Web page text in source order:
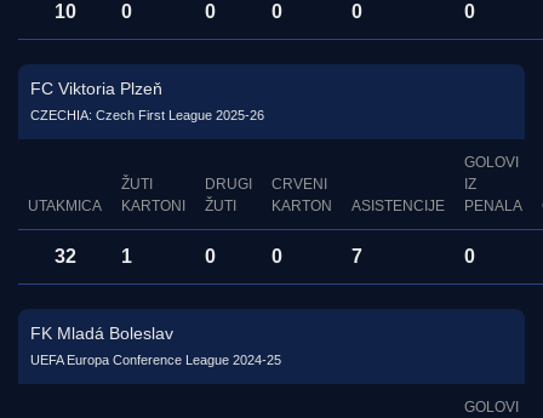
10 0 0 0 0 0
FC Viktoria Plzeň
CZECHIA: Czech First League 2025-26
UTAKMICA
ŽUTI
KARTONI
DRUGI
ŽUTI
CRVENI
KARTON
ASISTENCIJE
GOLOVI
IZ
PENALA
32 1 0 0 7 0
FK Mladá Boleslav
UEFA Europa Conference League 2024-25
GOLOVI